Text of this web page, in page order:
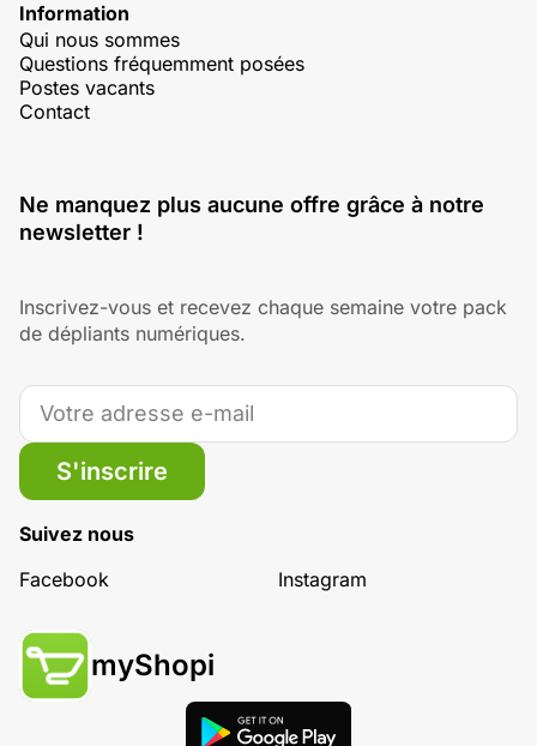
Information
Qui nous sommes
Questions fréquemment posées
Postes vacants
Contact
Ne manquez plus aucune offre grâce à notre
newsletter !
Inscrivez-vous et recevez chaque semaine votre pack
de dépliants numériques.
S'inscrire
Suivez nous
Facebook
Instagram
myShopi